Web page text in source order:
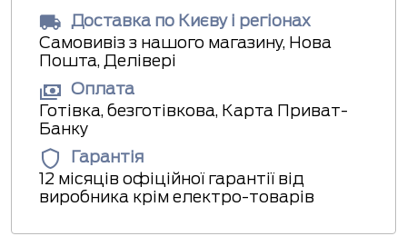
Доставка по Києву і регіонах
Самовивіз з нашого магазину, Нова
Пошта, Делівері
Оплата
Готівка, безготівкова, Карта Приват-
Банку
Гарантія
12 місяців офіційної гарантії від
виробника крім електро-товарів